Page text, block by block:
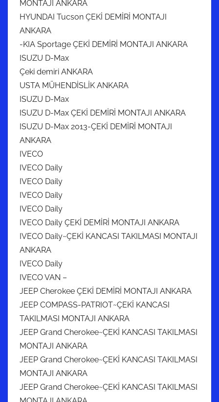
MONTAJI ANKARA
HYUNDAI Tucson ÇEKİ DEMİRİ MONTAJI
ANKARA
-KIA Sportage ÇEKİ DEMİRİ MONTAJI ANKARA
ISUZU D-Max
Çeki demiri ANKARA
USTA MÜHENDİSLİK ANKARA
ISUZU D-Max
ISUZU D-Max ÇEKİ DEMİRİ MONTAJI ANKARA
ISUZU D-Max 2013-ÇEKİ DEMİRİ MONTAJI
ANKARA
IVECO
IVECO Daily
IVECO Daily
IVECO Daily
IVECO Daily
IVECO Daily ÇEKİ DEMİRİ MONTAJI ANKARA
IVECO Daily~ÇEKİ KANCASI TAKILMASI MONTAJI
ANKARA
IVECO Daily
IVECO VAN –
JEEP Cherokee ÇEKİ DEMİRİ MONTAJI ANKARA
JEEP COMPASS-PATRIOT~ÇEKİ KANCASI
TAKILMASI MONTAJI ANKARA
JEEP Grand Cherokee~ÇEKİ KANCASI TAKILMASI
MONTAJI ANKARA
JEEP Grand Cherokee~ÇEKİ KANCASI TAKILMASI
MONTAJI ANKARA
JEEP Grand Cherokee~ÇEKİ KANCASI TAKILMASI